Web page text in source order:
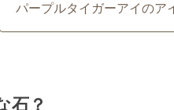
パープルタイガーアイのア
石？